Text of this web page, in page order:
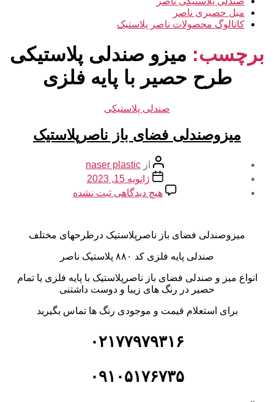
مبل حصیری ناصر
کاتالوگ محصولات ناصر پلاستیک
برچسب: میزو صندلی پلاستیکی
طرح حصیر با پایه فلزی
دسته‌ها
صندلی پلاستیکی
میزوصندلی فضای باز ناصرپلاستیک
نویسنده
نوشته
از naser plastic
تاریخ
نوشته
ژانویه 15, 2023
هیچ دیدگاهی برای
ناصرپلاستیک
ثبت نشده
میزوصندلی فضای باز ناصرپلاستیک درطرحهای مختلف
صندلی پایه فلزی کد ۸۸۰ پلاستیک ناصر
انواع میز و صندلی فضای باز ناصرپلاستیک با پایه فلزی یا تمام
حصیر در رنگ های زیبا و دوست داشتنی
برای استعلام قیمت و موجودی رنگ ها تماس بگیرید
۰۲۱۷۷۹۷۹۳۱۶
۰۹۱۰۵۱۷۶۷۳۵